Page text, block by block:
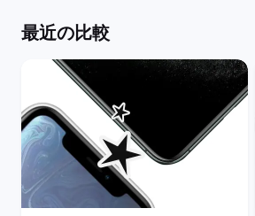
最近の比較